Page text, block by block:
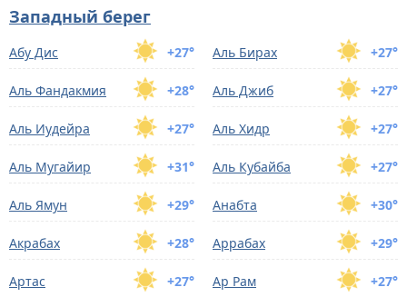
Западный берег
+27°
Абу Дис +27°
Аль Бирах
+28°
Аль Фандакмия +27°
Аль Джиб
+27°
Аль Иудейра +27°
Аль Хидр
+31°
Аль Мугайир +27°
Аль Кубайба
+29°
Аль Ямун +30°
Анабта
+28°
Акрабах +29°
Аррабах
+27°
Артас +27°
Ар Рам